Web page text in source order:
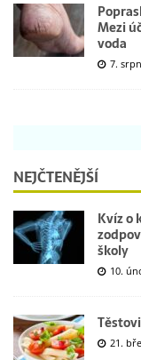
Mezi
voda
7.
NEJČTENĚJŠÍ
Kvíz o
školy
10.
21.